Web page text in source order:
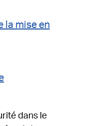
la mise en
dans le